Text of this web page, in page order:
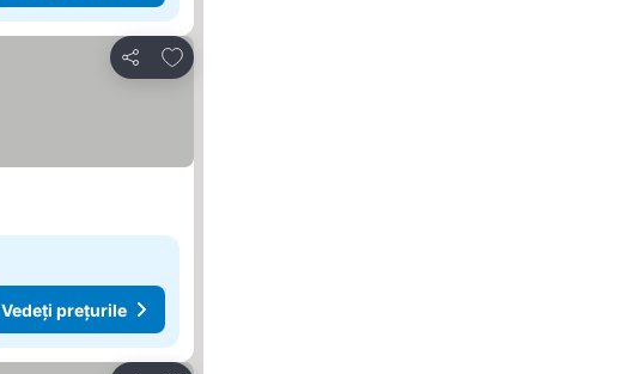
Distribuiți
Adăugaţi la favorite
Vedeți prețurile